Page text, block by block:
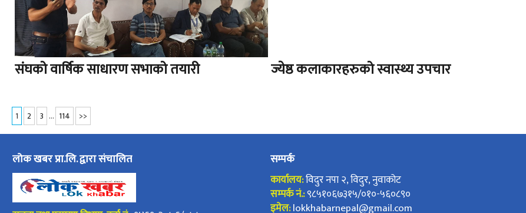
संघको वार्षिक साधारण सभाको तयारी ज्येष्ठ कलाकारहरुको स्वास्थ्य उपचार
1 2 3 … 114 >>
लोक खबर प्रा.लि. द्वारा संचालित सम्पर्क
कार्यालय:विदुर नपा २, विदुर, नुवाकोट
सम्पर्क नं.:९८५१०६७३१५/०१०-५६०८९०
इमेल:lokkhabarnepal@gmail.com